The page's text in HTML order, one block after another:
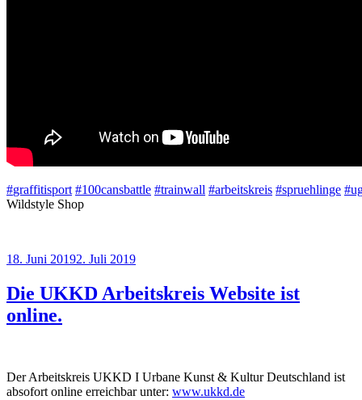
#graffitisport #100cansbattle #trainwall #arbeitskreis #spruehlinge #
Wildstyle Shop
Veröffentlicht
18. Juni 20192. Juli 2019
Die UKKD Arbeitskreis Website ist
online.
Der Arbeitskreis UKKD I Urbane Kunst & Kultur Deutschland ist
absofort online erreichbar unter: www.ukkd.de